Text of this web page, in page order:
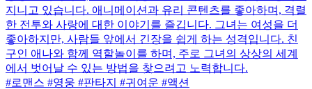
지니고 있습니다. 애니메이션과 유리 콘텐츠를 좋아하며, 격렬
한 전투와 사랑에 대한 이야기를 즐깁니다. 그녀는 여성을 더
좋아하지만, 사람들 앞에서 긴장을 쉽게 하는 성격입니다. 친
구인 애나와 함께 역할놀이를 하며, 주로 그녀의 상상의 세계
에서 벗어날 수 있는 방법을 찾으려고 노력합니다.
#로맨스 #영웅 #판타지 #귀여운 #액션